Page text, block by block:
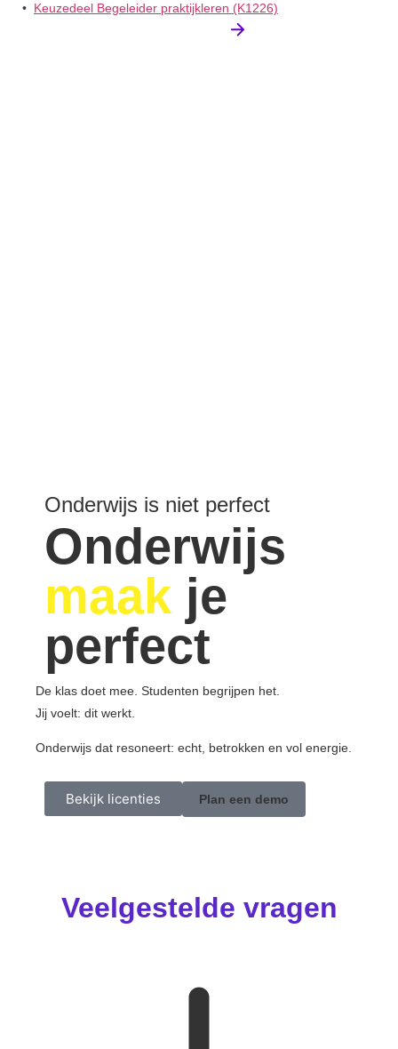
•‎ ‎ ‎ Keuzedeel Begeleider praktijkleren (K1226)
Onderwijs is niet perfect
Onderwijs
maak je
perfect
De klas doet mee. Studenten begrijpen het.
Jij voelt: dit werkt.
Onderwijs dat resoneert: echt, betrokken en vol energie.
Bekijk licenties Plan een demo
Veelgestelde vragen